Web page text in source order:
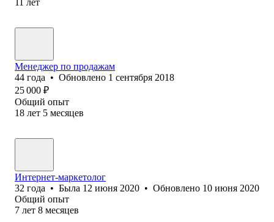
Менеджер по продажам
44 года • Обновлено 1 сентября 2018
25 000 ₽
Общий опыт
18 лет 5 месяцев
Интернет-маркетолог
32 года • Была 12 июня 2020 • Обновлено 10 июня 2020
Общий опыт
7 лет 8 месяцев